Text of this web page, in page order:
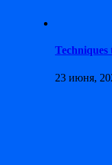
Techniques
23 июня,